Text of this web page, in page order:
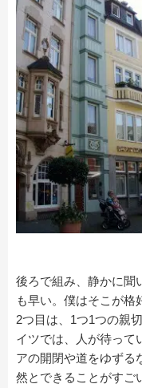
後ろで組み、静かに聞
も早い。僕はそこが格
2つ目は、1つ1つの親
イツでは、人が待って
アの開閉や道をゆずる
然とできることがすご